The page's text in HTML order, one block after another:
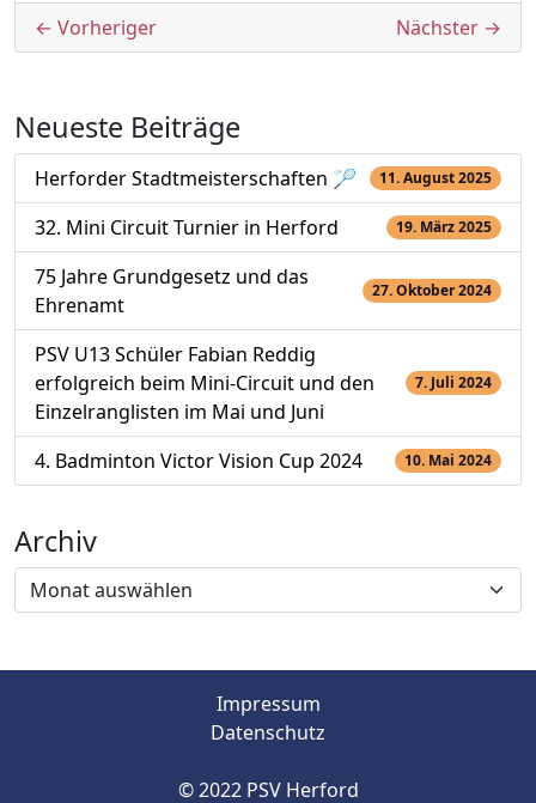
Beitragsnavigation
← Vorheriger Nächster →
Neueste Beiträge
Herforder Stadtmeisterschaften 🏸 11. August 2025
32. Mini Circuit Turnier in Herford 19. März 2025
75 Jahre Grundgesetz und das
Ehrenamt
27. Oktober 2024
PSV U13 Schüler Fabian Reddig
erfolgreich beim Mini-Circuit und den
Einzelranglisten im Mai und Juni
7. Juli 2024
4. Badminton Victor Vision Cup 2024 10. Mai 2024
Archiv
Archiv
Impressum
Datenschutz
© 2022 PSV Herford